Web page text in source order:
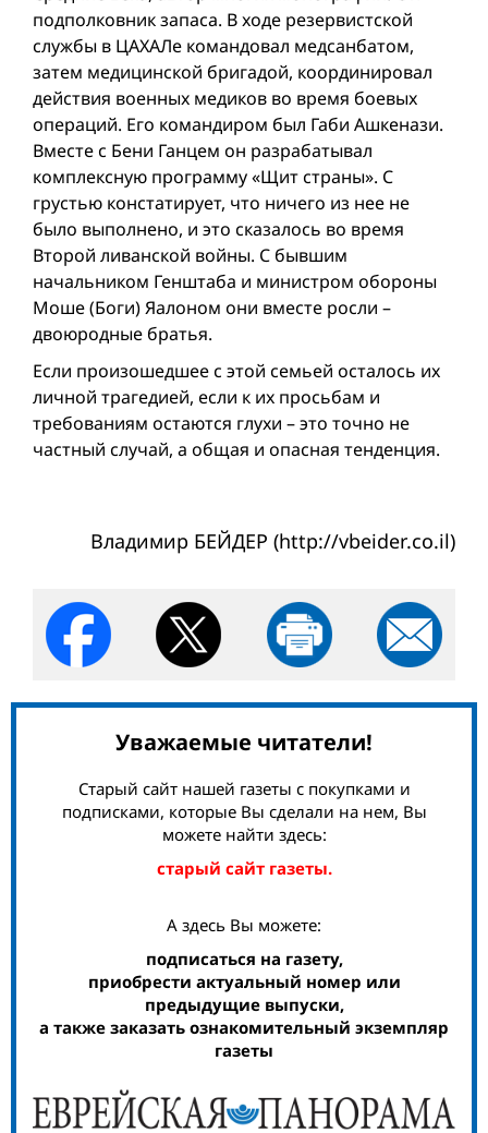
подполковник запаса. В ходе резервистской
службы в ЦАХАЛе командовал медсанбатом,
затем медицинской бригадой, координировал
действия военных медиков во время боевых
операций. Его командиром был Габи Ашкенази.
Вместе с Бени Ганцем он разрабатывал
комплексную программу «Щит страны». С
грустью констатирует, что ничего из нее не
было выполнено, и это сказалось во время
Второй ливанской войны. С бывшим
начальником Генштаба и министром обороны
Моше (Боги) Яалоном они вместе росли –
двоюродные братья.
Если произошедшее с этой семьей осталось их
личной трагедией, если к их просьбам и
требованиям остаются глухи – это точно не
частный случай, а общая и опасная тенденция.
Владимир БЕЙДЕР (http://vbeider.co.il)
Уважаемые читатели!
Старый сайт нашей газеты с покупками и
подписками, которые Вы сделали на нем, Вы
можете найти здесь:
старый сайт газеты.
А здесь Вы можете:
подписаться на газету,
приобрести актуальный номер или
предыдущие выпуски,
а также заказать ознакомительный экземпляр
газеты